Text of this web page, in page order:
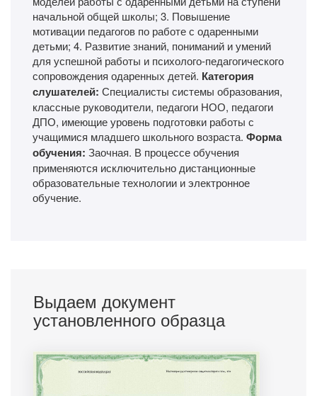
начальной общей школы; 3. Повышение
мотивации педагогов по работе с одаренными
детьми; 4. Развитие знаний, пониманий и умений
для успешной работы и психолого-педагогического
сопровождения одаренных детей. Категория
слушателей: Специалисты системы образования,
классные руководители, педагоги НОО, педагоги
ДПО, имеющие уровень подготовки работы с
учащимися младшего школьного возраста. Форма
обучения: Заочная. В процессе обучения
применяются исключительно дистанционные
образовательные технологии и электронное
обучение.
Выдаем документ
установленного образца